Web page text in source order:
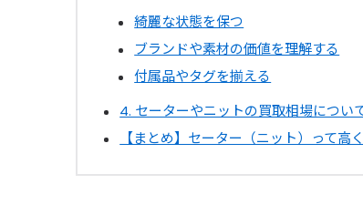
綺麗な状態を保つ
ブランドや素材の価値を理解する
付属品やタグを揃える
4. セーターやニットの買取相場につい
【まとめ】セーター（ニット）って